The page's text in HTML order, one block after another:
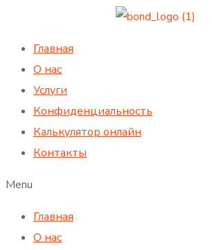
Главная
О нас
Услуги
Конфиденциальность
Калькулятор онлайн
Контакты
Menu
Главная
О нас